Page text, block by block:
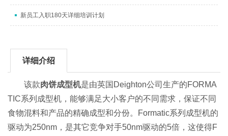
新员工入职180天详细培训计划
详细介绍
该款肉饼成型机是由英国Deighton公司生产的FORMA
TIC系列成型机，能够满足大小客户的不同需求，保证不同
食物混料和产品的精确成型和分份。Formatic系列成型机的
驱动为250nm，是其它竞争对手50nm驱动的5倍，这使得F